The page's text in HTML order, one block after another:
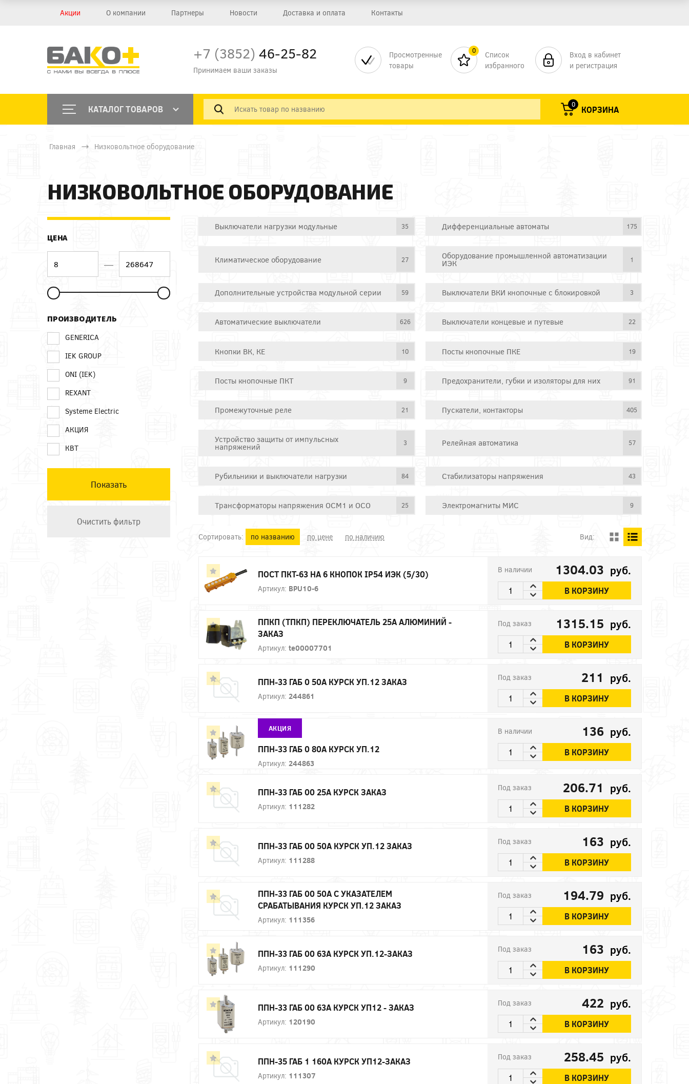
Акции О компании Партнеры Новости Доставка и оплата Контакты
+7 (3852) 46-25-82
Принимаем ваши заказы
Просмотренные
товары
0
Список
избранного
Вход в кабинет
и регистрация
КАТАЛОГ ТОВАРОВ 0 КОРЗИНА
Главная Низковольтное оборудование
НИЗКОВОЛЬТНОЕ ОБОРУДОВАНИЕ
ЦЕНА
—
ПРОИЗВОДИТЕЛЬ
GENERICA
IEK GROUP
ONI (IEK)
REXANT
Systeme Electric
АКЦИЯ
КВТ
КЭАЗ
Остальные ТМ
Техэнерго
Выключатели нагрузки модульные 35 Дифференциальные автоматы 175
Климатическое оборудование 27 Оборудование промышленной автоматизации
ИЭК 1
Дополнительные устройства модульной серии 59 Выключатели ВКИ кнопочные с блокировкой 3
Автоматические выключатели 626 Выключатели концевые и путевые 22
Кнопки ВК, КЕ 10 Посты кнопочные ПКЕ 19
Посты кнопочные ПКТ 9 Предохранители, губки и изоляторы для них 91
Промежуточные реле 21 Пускатели, контакторы 405
Устройство защиты от импульсных
напряжений 3 Релейная автоматика 57
Рубильники и выключатели нагрузки 84 Стабилизаторы напряжения 43
Трансформаторы напряжения ОСМ1 и ОСО 25 Электромагниты МИС 9
Сортировать: по названию по цене по наличию Вид:
ПОСТ ПКТ-63 НА 6 КНОПОК IP54 ИЭК (5/30)
Артикул: BPU10-6
В наличии 1304.03 руб.
В КОРЗИНУ
ППКП (ТПКП) ПЕРЕКЛЮЧАТЕЛЬ 25А АЛЮМИНИЙ -
ЗАКАЗ
Артикул: te00007701
Под заказ 1315.15 руб.
В КОРЗИНУ
ППН-33 ГАБ 0 50А КУРСК УП.12 ЗАКАЗ
Артикул: 244861
Под заказ 211 руб.
В КОРЗИНУ
АКЦИЯ
ППН-33 ГАБ 0 80А КУРСК УП.12
Артикул: 244863
В наличии 136 руб.
В КОРЗИНУ
ППН-33 ГАБ 00 25А КУРСК ЗАКАЗ
Артикул: 111282
Под заказ 206.71 руб.
В КОРЗИНУ
ППН-33 ГАБ 00 50А КУРСК УП.12 ЗАКАЗ
Артикул: 111288
Под заказ 163 руб.
В КОРЗИНУ
ППН-33 ГАБ 00 50А С УКАЗАТЕЛЕМ
СРАБАТЫВАНИЯ КУРСК УП.12 ЗАКАЗ
Артикул: 111356
Под заказ 194.79 руб.
В КОРЗИНУ
ППН-33 ГАБ 00 63А КУРСК УП.12-ЗАКАЗ
Артикул: 111290
Под заказ 163 руб.
В КОРЗИНУ
ППН-33 ГАБ 00 63А КУРСК УП12 - ЗАКАЗ
Артикул: 120190
Под заказ 422 руб.
В КОРЗИНУ
ППН-35 ГАБ 1 160А КУРСК УП12-ЗАКАЗ
Артикул: 111307
Под заказ 258.45 руб.
В КОРЗИНУ